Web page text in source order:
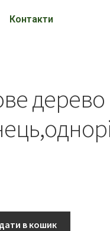
Контакти
в кошик